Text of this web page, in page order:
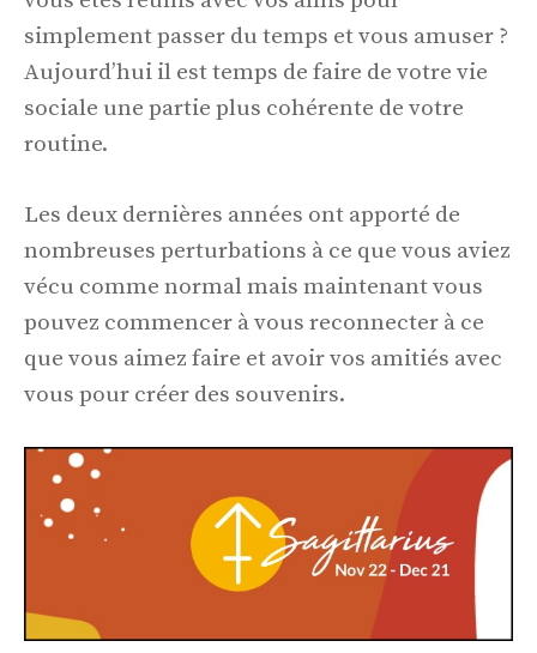
simplement passer du temps et vous amuser ?
Aujourd’hui il est temps de faire de votre vie
sociale une partie plus cohérente de votre
routine.
Les deux dernières années ont apporté de
nombreuses perturbations à ce que vous aviez
vécu comme normal mais maintenant vous
pouvez commencer à vous reconnecter à ce
que vous aimez faire et avoir vos amitiés avec
vous pour créer des souvenirs.